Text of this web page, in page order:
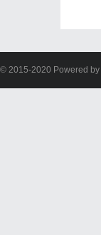
© 2015-2020 Powered by